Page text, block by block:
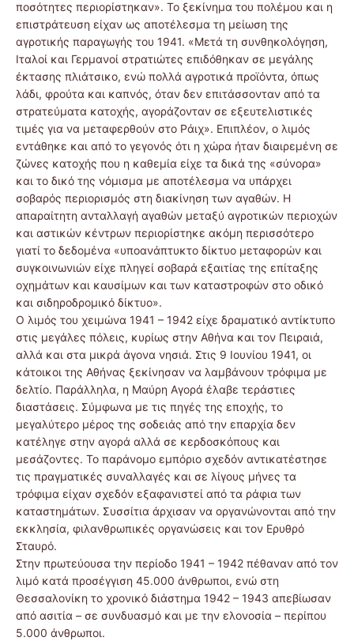
ποσότητες περιορίστηκαν». Το ξεκίνημα του πολέμου και η
επιστράτευση είχαν ως αποτέλεσμα τη μείωση της
αγροτικής παραγωγής του 1941. «Μετά τη συνθηκολόγηση,
Ιταλοί και Γερμανοί στρατιώτες επιδόθηκαν σε μεγάλης
έκτασης πλιάτσικο, ενώ πολλά αγροτικά προϊόντα, όπως
λάδι, φρούτα και καπνός, όταν δεν επιτάσσονταν από τα
στρατεύματα κατοχής, αγοράζονταν σε εξευτελιστικές
τιμές για να μεταφερθούν στο Ράιχ». Επιπλέον, ο λιμός
εντάθηκε και από το γεγονός ότι η χώρα ήταν διαιρεμένη σε
ζώνες κατοχής που η καθεμία είχε τα δικά της «σύνορα»
και το δικό της νόμισμα με αποτέλεσμα να υπάρχει
σοβαρός περιορισμός στη διακίνηση των αγαθών. Η
απαραίτητη ανταλλαγή αγαθών μεταξύ αγροτικών περιοχών
και αστικών κέντρων περιορίστηκε ακόμη περισσότερο
γιατί το δεδομένα «υποανάπτυκτο δίκτυο μεταφορών και
συγκοινωνιών είχε πληγεί σοβαρά εξαιτίας της επίταξης
οχημάτων και καυσίμων και των καταστροφών στο οδικό
και σιδηροδρομικό δίκτυο».
Ο λιμός του χειμώνα 1941 – 1942 είχε δραματικό αντίκτυπο
στις μεγάλες πόλεις, κυρίως στην Αθήνα και τον Πειραιά,
αλλά και στα μικρά άγονα νησιά. Στις 9 Ιουνίου 1941, οι
κάτοικοι της Αθήνας ξεκίνησαν να λαμβάνουν τρόφιμα με
δελτίο. Παράλληλα, η Μαύρη Αγορά έλαβε τεράστιες
διαστάσεις. Σύμφωνα με τις πηγές της εποχής, το
μεγαλύτερο μέρος της σοδειάς από την επαρχία δεν
κατέληγε στην αγορά αλλά σε κερδοσκόπους και
μεσάζοντες. Το παράνομο εμπόριο σχεδόν αντικατέστησε
τις πραγματικές συναλλαγές και σε λίγους μήνες τα
τρόφιμα είχαν σχεδόν εξαφανιστεί από τα ράφια των
καταστημάτων. Συσσίτια άρχισαν να οργανώνονται από την
εκκλησία, φιλανθρωπικές οργανώσεις και τον Ερυθρό
Σταυρό.
Στην πρωτεύουσα την περίοδο 1941 – 1942 πέθαναν από τον
λιμό κατά προσέγγιση 45.000 άνθρωποι, ενώ στη
Θεσσαλονίκη το χρονικό διάστημα 1942 – 1943 απεβίωσαν
από ασιτία – σε συνδυασμό και με την ελονοσία – περίπου
5.000 άνθρωποι.